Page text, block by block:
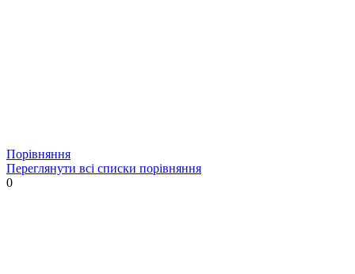
Порівняння
Переглянути всі списки порівняння
0